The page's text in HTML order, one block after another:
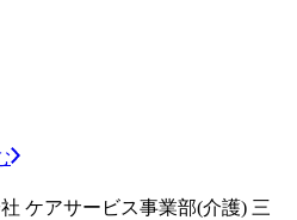
ケアサービス事業部(介護) 三